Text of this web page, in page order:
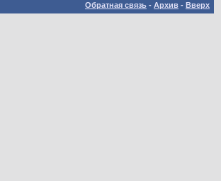
Обратная связь - Архив - Вверх